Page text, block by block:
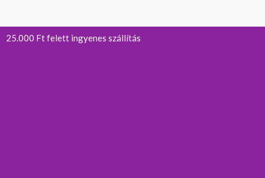
25.000 Ft felett ingyenes szállítás